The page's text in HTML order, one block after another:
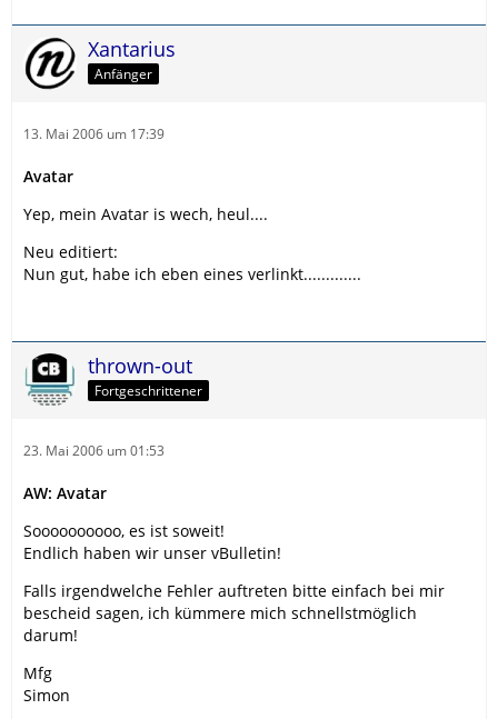
Xantarius
Anfänger
13. Mai 2006 um 17:39
Avatar
Yep, mein Avatar is wech, heul....
Neu editiert:
Nun gut, habe ich eben eines verlinkt.............
thrown-out
Fortgeschrittener
23. Mai 2006 um 01:53
AW: Avatar
Soooooooooo, es ist soweit!
Endlich haben wir unser vBulletin!
Falls irgendwelche Fehler auftreten bitte einfach bei mir
bescheid sagen, ich kümmere mich schnellstmöglich
darum!
Mfg
Simon